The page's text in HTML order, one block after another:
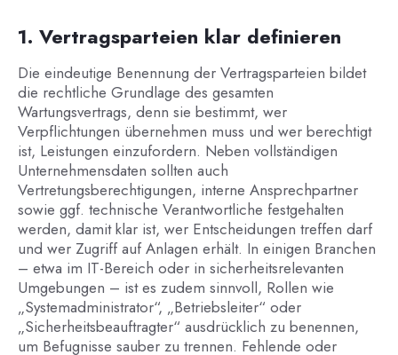
1. Vertragsparteien klar definieren
Die eindeutige Benennung der Vertragsparteien bildet
die rechtliche Grundlage des gesamten
Wartungsvertrags, denn sie bestimmt, wer
Verpflichtungen übernehmen muss und wer berechtigt
ist, Leistungen einzufordern. Neben vollständigen
Unternehmensdaten sollten auch
Vertretungsberechtigungen, interne Ansprechpartner
sowie ggf. technische Verantwortliche festgehalten
werden, damit klar ist, wer Entscheidungen treffen darf
und wer Zugriff auf Anlagen erhält. In einigen Branchen
– etwa im IT-Bereich oder in sicherheitsrelevanten
Umgebungen – ist es zudem sinnvoll, Rollen wie
„Systemadministrator“, „Betriebsleiter“ oder
„Sicherheitsbeauftragter“ ausdrücklich zu benennen,
um Befugnisse sauber zu trennen. Fehlende oder